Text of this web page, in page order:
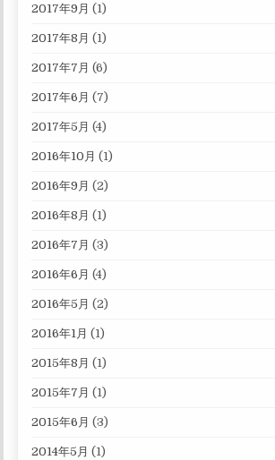
2017年9月 (1)
2017年8月 (1)
2017年7月 (6)
2017年6月 (7)
2017年5月 (4)
2016年10月 (1)
2016年9月 (2)
2016年8月 (1)
2016年7月 (3)
2016年6月 (4)
2016年5月 (2)
2016年1月 (1)
2015年8月 (1)
2015年7月 (1)
2015年6月 (3)
2014年5月 (1)